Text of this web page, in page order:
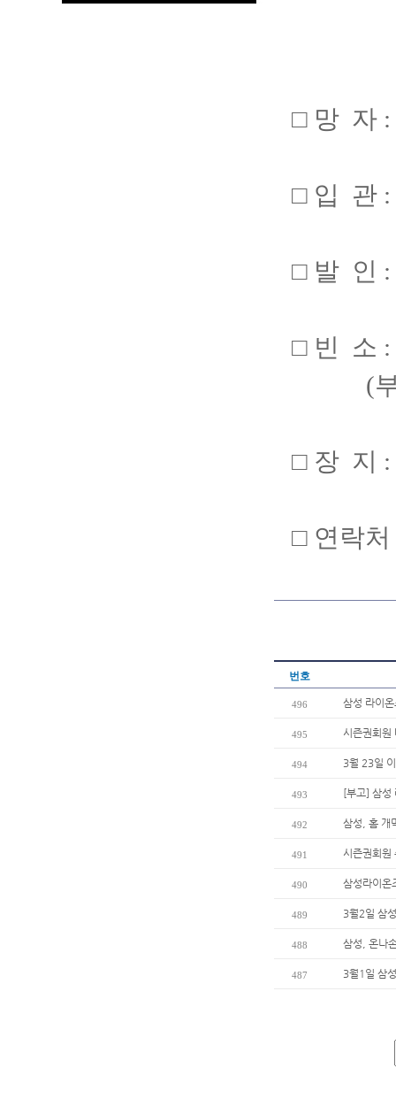
□ 망 자 :
□ 입 관 :
□ 발 인 :
□ 빈 소 :
(부산
□ 장 지 :
□ 연락처
번호
496 삼성 라이
495 시즌권회원
494 3월 23일
493 [부고] 삼성
492 삼성, 홈 개
491 시즌권회원
490 삼성라이온
489 3월2일 삼
488 삼성, 온나
487 3월1일 삼